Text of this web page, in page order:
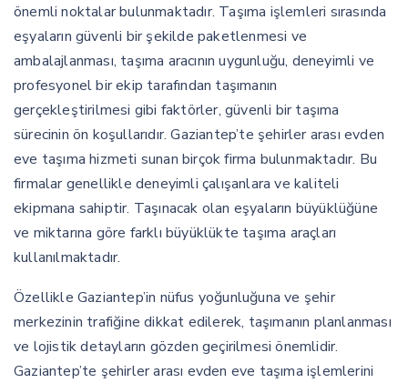
önemli noktalar bulunmaktadır. Taşıma işlemleri sırasında
eşyaların güvenli bir şekilde paketlenmesi ve
ambalajlanması, taşıma aracının uygunluğu, deneyimli ve
profesyonel bir ekip tarafından taşımanın
gerçekleştirilmesi gibi faktörler, güvenli bir taşıma
sürecinin ön koşullarıdır. Gaziantep’te şehirler arası evden
eve taşıma hizmeti sunan birçok firma bulunmaktadır. Bu
firmalar genellikle deneyimli çalışanlara ve kaliteli
ekipmana sahiptir. Taşınacak olan eşyaların büyüklüğüne
ve miktarına göre farklı büyüklükte taşıma araçları
kullanılmaktadır.
Özellikle Gaziantep’in nüfus yoğunluğuna ve şehir
merkezinin trafiğine dikkat edilerek, taşımanın planlanması
ve lojistik detayların gözden geçirilmesi önemlidir.
Gaziantep’te şehirler arası evden eve taşıma işlemlerini